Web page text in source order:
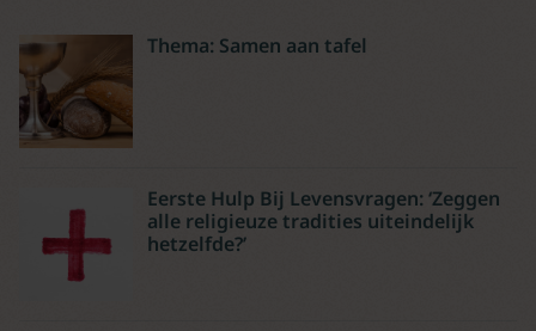
Thema: Samen aan tafel
Eerste Hulp Bij Levensvragen: ‘Zeggen
alle religieuze tradities uiteindelijk
hetzelfde?’